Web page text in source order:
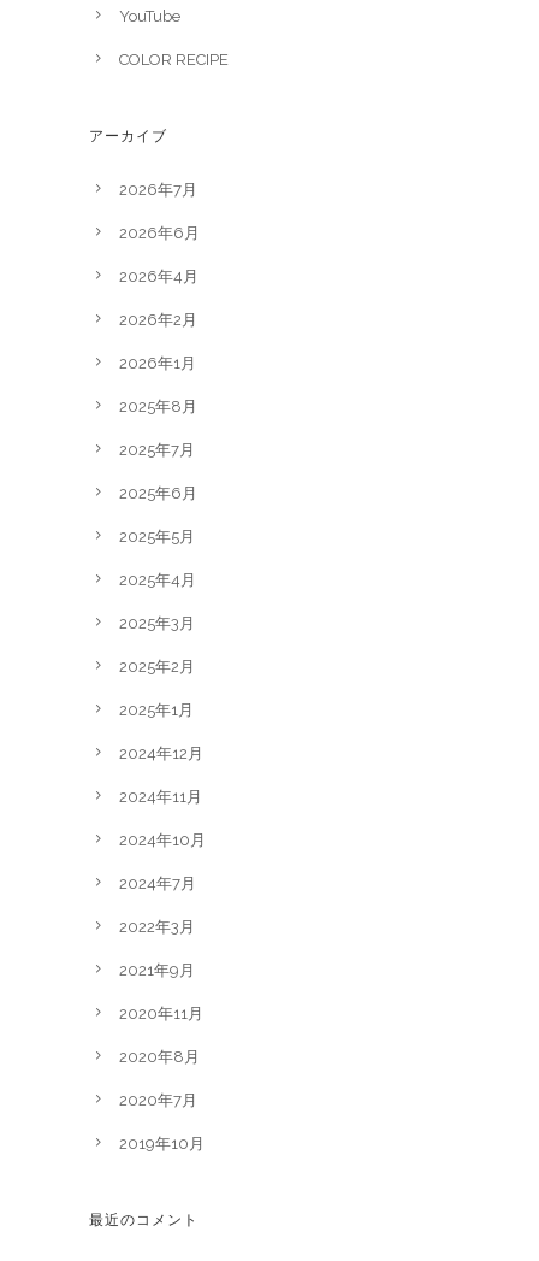
YouTube
COLOR RECIPE
アーカイブ
2026年7月
2026年6月
2026年4月
2026年2月
2026年1月
2025年8月
2025年7月
2025年6月
2025年5月
2025年4月
2025年3月
2025年2月
2025年1月
2024年12月
2024年11月
2024年10月
2024年7月
2022年3月
2021年9月
2020年11月
2020年8月
2020年7月
2019年10月
最近のコメント